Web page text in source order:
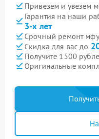
Привезем и увезем
Гарантия на наши
3-х лет
Срочный ремонт мфу
Скидка для вас до
Получите 1500
Оригинальные